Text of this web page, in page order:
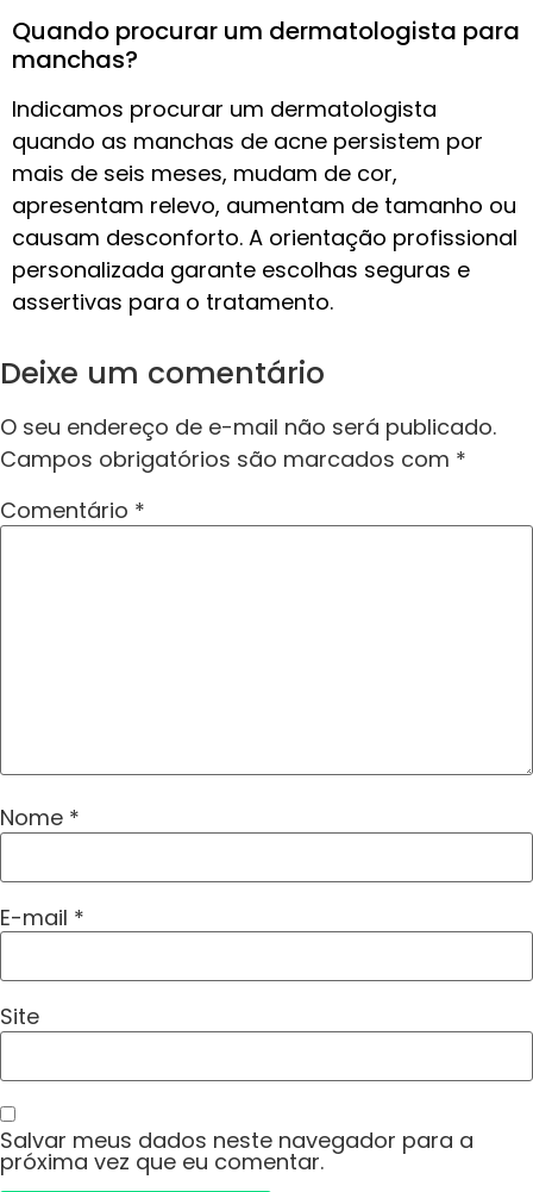
Quando procurar um dermatologista para
manchas?
Indicamos procurar um dermatologista
quando as manchas de acne persistem por
mais de seis meses, mudam de cor,
apresentam relevo, aumentam de tamanho ou
causam desconforto. A orientação profissional
personalizada garante escolhas seguras e
assertivas para o tratamento.
Deixe um comentário
O seu endereço de e-mail não será publicado.
Campos obrigatórios são marcados com *
Comentário *
Nome *
E-mail *
Site
Salvar meus dados neste navegador para a
próxima vez que eu comentar.